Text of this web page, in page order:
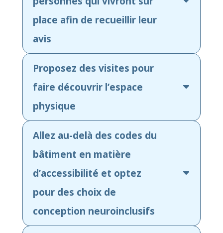
place afin de recueillir leur
avis
Proposez des visites pour
faire découvrir l’espace
physique
Allez au-delà des codes du
bâtiment en matière
d’accessibilité et optez
pour des choix de
conception neuroinclusifs